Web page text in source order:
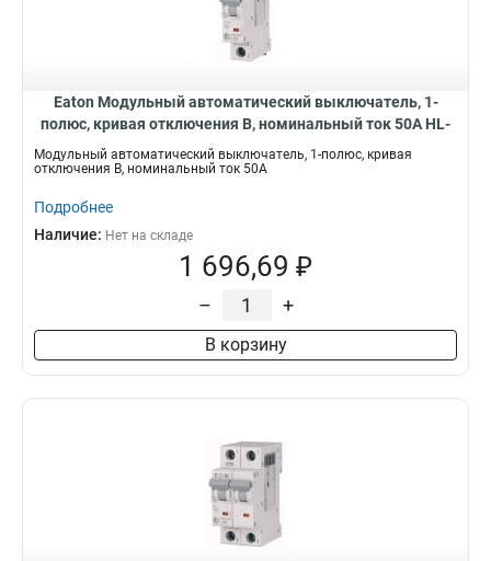
Eaton Модульный автоматический выключатель, 1-
полюс, кривая отключения B, номинальный ток 50А HL-
Модульный автоматический выключатель, 1-полюс, кривая
отключения B, номинальный ток 50А
Подробнее
Наличие: Нет на складе
1 696,69 ₽
– +
В корзину